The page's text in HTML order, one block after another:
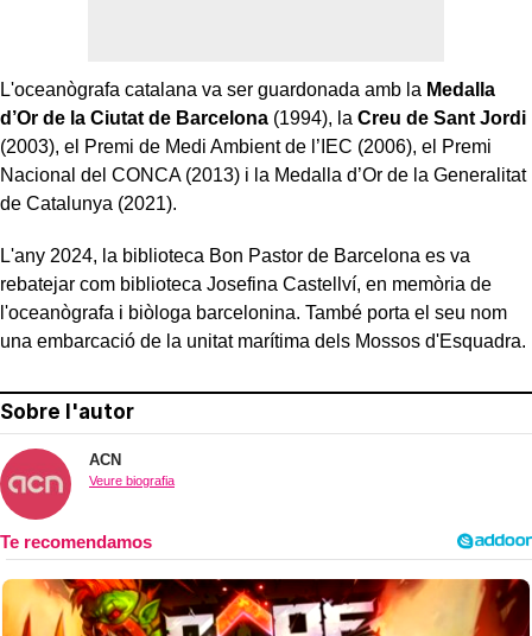
L'oceanògrafa catalana va ser guardonada amb la Medalla
d’Or de la Ciutat de Barcelona (1994), la Creu de Sant Jordi
(2003), el Premi de Medi Ambient de l’IEC (2006), el Premi
Nacional del CONCA (2013) i la Medalla d’Or de la Generalitat
de Catalunya (2021).
L'any 2024, la biblioteca Bon Pastor de Barcelona es va
rebatejar com biblioteca Josefina Castellví, en memòria de
l'oceanògrafa i biòloga barcelonina. També porta el seu nom
una embarcació de la unitat marítima dels Mossos d'Esquadra.
Sobre l'autor
ACN
Veure biografia